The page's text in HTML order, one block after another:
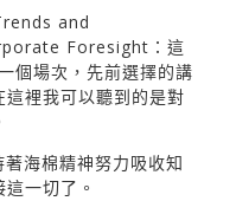
and
Foresight：這
個場次，先前選擇的講
裡我可以聽到的是對
海棉精神努力吸收知
一切了。